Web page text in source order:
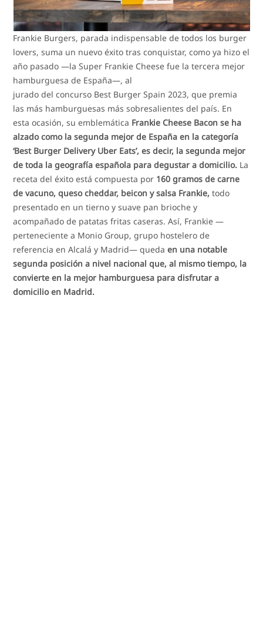
Frankie Burgers, parada indispensable de todos los burger
lovers, suma un nuevo éxito tras conquistar, como ya hizo el
año pasado —la Super Frankie Cheese fue la tercera mejor
hamburguesa de España—, al
jurado del concurso Best Burger Spain 2023, que premia
las más hamburguesas más sobresalientes del país. En
esta ocasión, su emblemática Frankie Cheese Bacon se ha
alzado como la segunda mejor de España en la categoría
‘Best Burger Delivery Uber Eats’, es decir, la segunda mejor
de toda la geografía española para degustar a domicilio. La
receta del éxito está compuesta por 160 gramos de carne
de vacuno, queso cheddar, beicon y salsa Frankie, todo
presentado en un tierno y suave pan brioche y
acompañado de patatas fritas caseras. Así, Frankie —
perteneciente a Monio Group, grupo hostelero de
referencia en Alcalá y Madrid— quedaen una notable
segunda posición a nivel nacional que, al mismo tiempo, la
convierte en la mejor hamburguesa para disfrutar a
domicilio en Madrid.